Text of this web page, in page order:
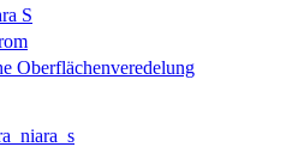
S
Oberflächenveredelung